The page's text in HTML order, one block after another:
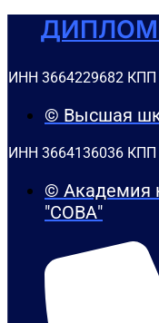
ИНН 3664229682 КПП
© Высшая
ИНН 3664136036 КПП
© Академия
"СОВА"